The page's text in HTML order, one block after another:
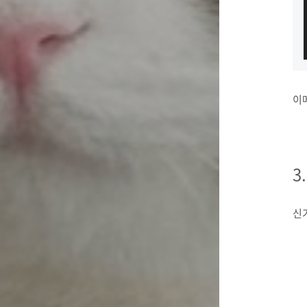
이
신